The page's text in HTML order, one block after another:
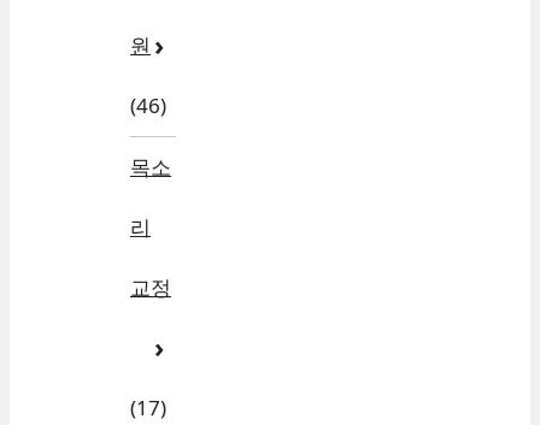
원
(46)
목소
리
교정
(17)